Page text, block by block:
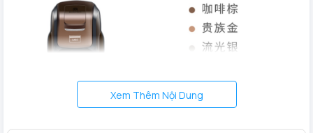
Xem Thêm Nội Dung